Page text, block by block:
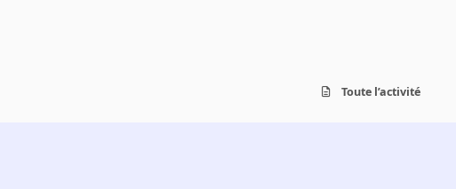
Toute l’activité